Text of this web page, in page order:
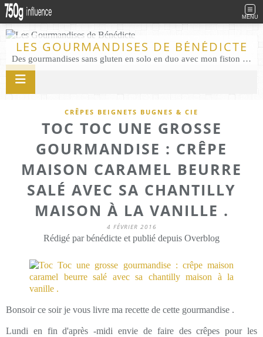
MENU
LES GOURMANDISES DE BÉNÉDICTE
Des gourmandises sans gluten en solo en duo avec mon fiston . Salé comme Sucré sans gluten éco responsable Les Gourmandises de Bénédicte gâteau produits locaux
CRÊPES BEIGNETS BUGNES & CIE
TOC TOC UNE GROSSE
GOURMANDISE : CRÊPE
MAISON CARAMEL BEURRE
SALÉ AVEC SA CHANTILLY
MAISON À LA VANILLE .
4 FÉVRIER 2016
Rédigé par bénédicte et publié depuis Overblog
Bonsoir ce soir je vous livre ma recette de cette gourmandise .
Lundi en fin d'après -midi envie de faire des crêpes pour les